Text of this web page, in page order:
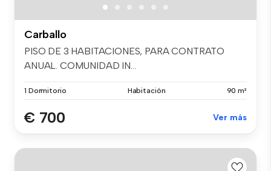
Carballo
PISO DE 3 HABITACIONES, PARA CONTRATO
ANUAL. COMUNIDAD IN...
1 Dormitorio Habitación 90 m²
€ 700 Ver más